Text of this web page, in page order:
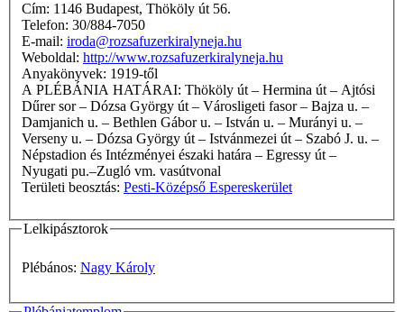
Cím: 1146 Budapest, Thököly út 56.
Telefon: 30/884-7050
E-mail: iroda@rozsafuzerkiralyneja.hu
Weboldal: http://www.rozsafuzerkiralyneja.hu
Anyakönyvek: 1919-től
A PLÉBÁNIA HATÁRAI: Thököly út – Hermina út – Ajtósi
Dűrer sor – Dózsa György út – Városligeti fasor – Bajza u. –
Damjanich u. – Bethlen Gábor u. – István u. – Murányi u. –
Verseny u. – Dózsa György út – Istvánmezei út – Szabó J. u. –
Népstadion és Intézményei északi határa – Egressy út –
Nyugati pu.–Zugló vm. vasútvonal
Területi beosztás: Pesti-Középső Espereskerület
Lelkipásztorok
Plébános: Nagy Károly